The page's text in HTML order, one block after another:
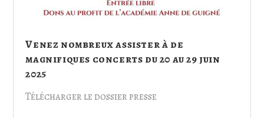
Venez nombreux assister à de
magnifiques concerts du 20 au 29 juin
2025
Télécharger le dossier presse